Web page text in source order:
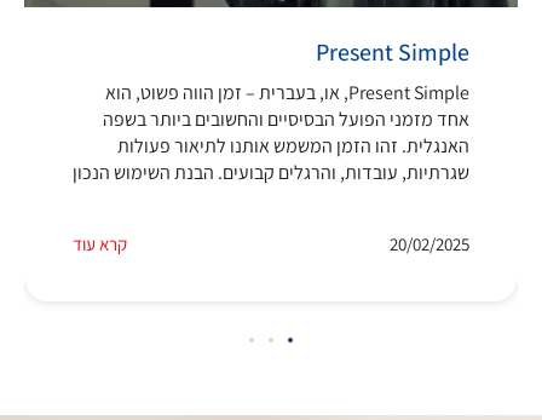
Present Simple
Present Simple, או, בעברית – זמן הווה פשוט, הוא
אחד מזמני הפועל הבסיסיים והחשובים ביותר בשפה
האנגלית. זהו הזמן המשמש אותנו לתיאור פעולות
שגרתיות, עובדות, והרגלים קבועים. הבנת השימוש הנכון
קרא עוד 20/02/2025